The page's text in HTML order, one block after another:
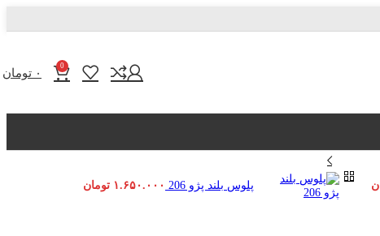
0 ۰ تومان
پلوس بلند پژو 206 ۱.۶۵۰.۰۰۰ تومان